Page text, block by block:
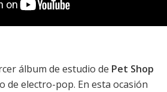
álbum de estudio de Pet Shop
de electro-pop. En esta ocasión